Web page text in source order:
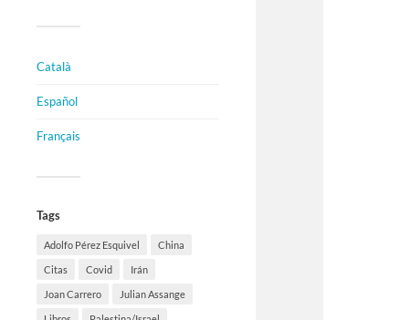
Català
Español
Français
Tags
Adolfo Pérez Esquivel China
Citas Covid Irán
Joan Carrero Julian Assange